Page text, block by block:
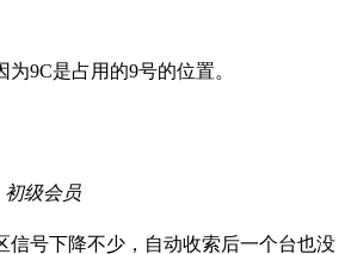
9C是占用的9号的位置。
初级会员
信号下降不少，自动收索后一个台也没